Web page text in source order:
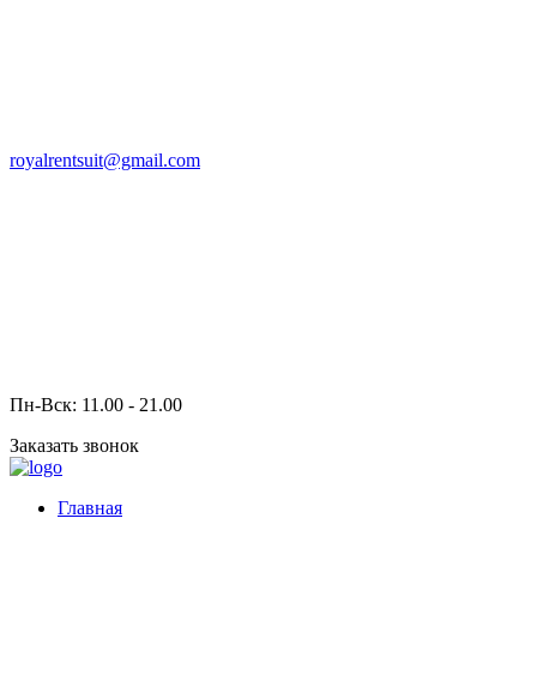
royalrentsuit@gmail.com
Пн-Вск: 11.00 - 21.00
Заказать звонок
Главная